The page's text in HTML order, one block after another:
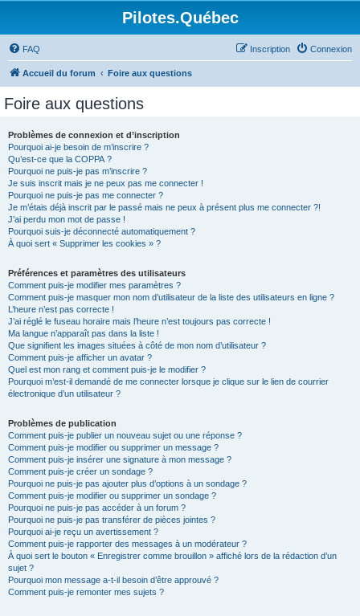
Pilotes.Québec
FAQ Connexion
Inscription
Accueil du forum Foire aux questions
Foire aux questions
Problèmes de connexion et d’inscription
Pourquoi ai-je besoin de m’inscrire ?
Qu’est-ce que la COPPA ?
Pourquoi ne puis-je pas m’inscrire ?
Je suis inscrit mais je ne peux pas me connecter !
Pourquoi ne puis-je pas me connecter ?
Je m’étais déjà inscrit par le passé mais ne peux à présent plus me connecter ?!
J’ai perdu mon mot de passe !
Pourquoi suis-je déconnecté automatiquement ?
À quoi sert « Supprimer les cookies » ?
Préférences et paramètres des utilisateurs
Comment puis-je modifier mes paramètres ?
Comment puis-je masquer mon nom d’utilisateur de la liste des utilisateurs en ligne ?
L’heure n’est pas correcte !
J’ai réglé le fuseau horaire mais l’heure n’est toujours pas correcte !
Ma langue n’apparaît pas dans la liste !
Que signifient les images situées à côté de mon nom d’utilisateur ?
Comment puis-je afficher un avatar ?
Quel est mon rang et comment puis-je le modifier ?
Pourquoi m’est-il demandé de me connecter lorsque je clique sur le lien de courrier
électronique d’un utilisateur ?
Problèmes de publication
Comment puis-je publier un nouveau sujet ou une réponse ?
Comment puis-je modifier ou supprimer un message ?
Comment puis-je insérer une signature à mon message ?
Comment puis-je créer un sondage ?
Pourquoi ne puis-je pas ajouter plus d’options à un sondage ?
Comment puis-je modifier ou supprimer un sondage ?
Pourquoi ne puis-je pas accéder à un forum ?
Pourquoi ne puis-je pas transférer de pièces jointes ?
Pourquoi ai-je reçu un avertissement ?
Comment puis-je rapporter des messages à un modérateur ?
À quoi sert le bouton « Enregistrer comme brouillon » affiché lors de la rédaction d’un
sujet ?
Pourquoi mon message a-t-il besoin d’être approuvé ?
Comment puis-je remonter mes sujets ?